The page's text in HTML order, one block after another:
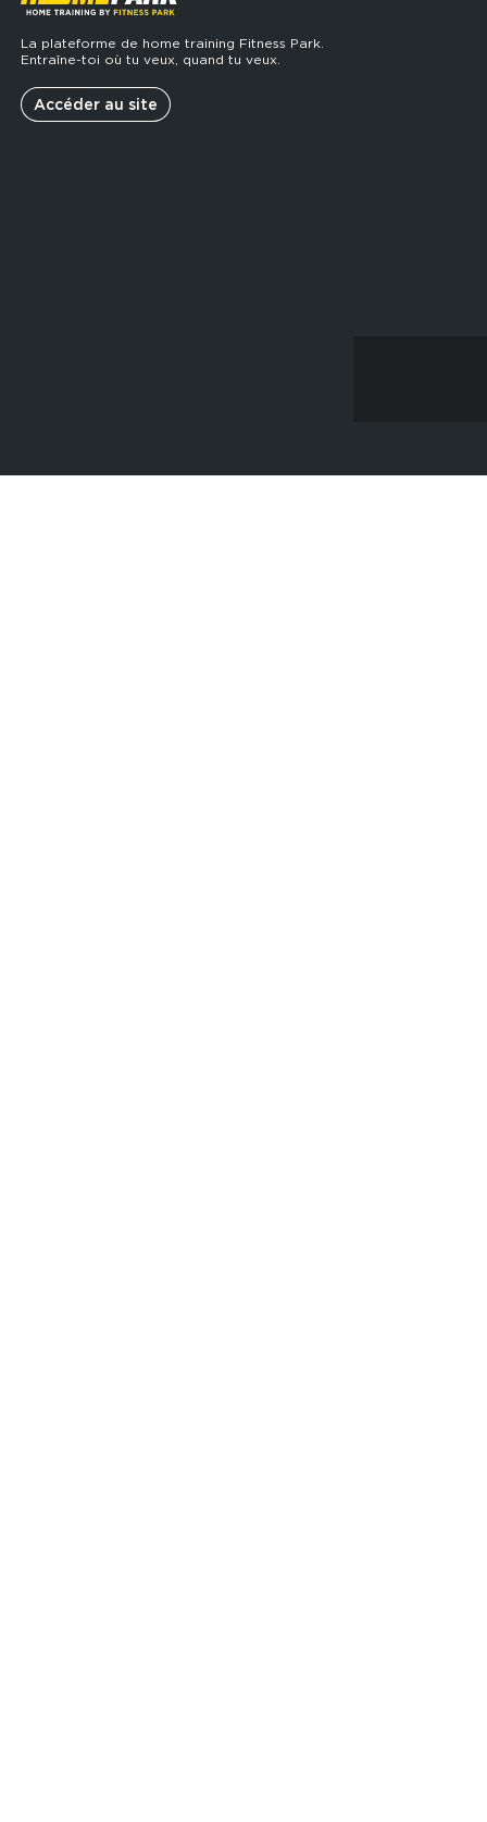
La plateforme de home training Fitness Park.
Entraîne-toi où tu veux, quand tu veux.
Accéder au site